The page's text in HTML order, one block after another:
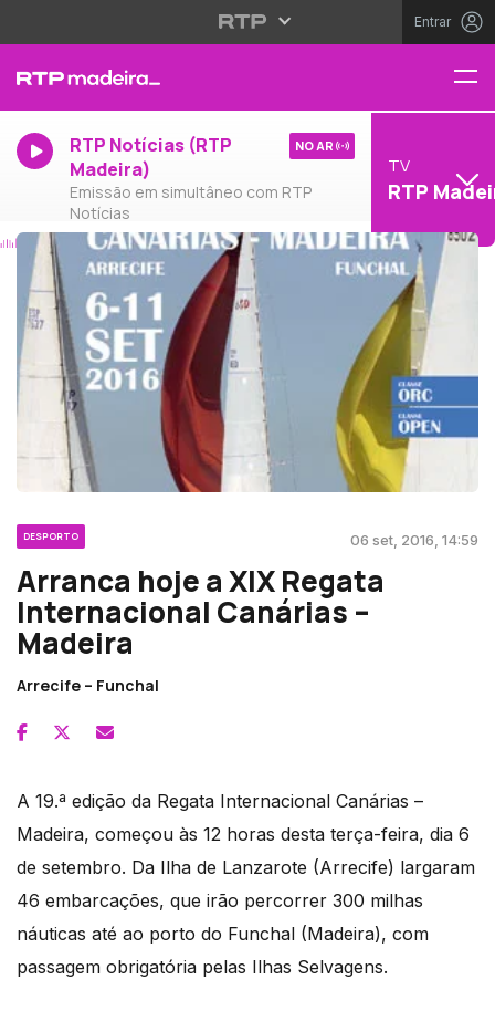
Entrar
RTP Notícias (RTP
Madeira)
Emissão em simultâneo com RTP
Notícias
NO AR
TV
RTP
DESPORTO 06 set, 2016, 14:59
Arranca hoje a XIX Regata
Internacional Canárias –
Madeira
Arrecife – Funchal
A 19.ª edição da Regata Internacional Canárias –
Madeira, começou às 12 horas desta terça-feira, dia 6
de setembro. Da Ilha de Lanzarote (Arrecife) largaram
46 embarcações, que irão percorrer 300 milhas
náuticas até ao porto do Funchal (Madeira), com
passagem obrigatória pelas Ilhas Selvagens.